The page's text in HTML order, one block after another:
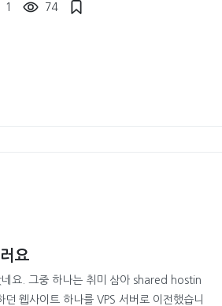
1 74
요
네요. 그중 하나는 취미 삼아 shared hostin
던 웹사이트 하나를 VPS 서버로 이전했습니